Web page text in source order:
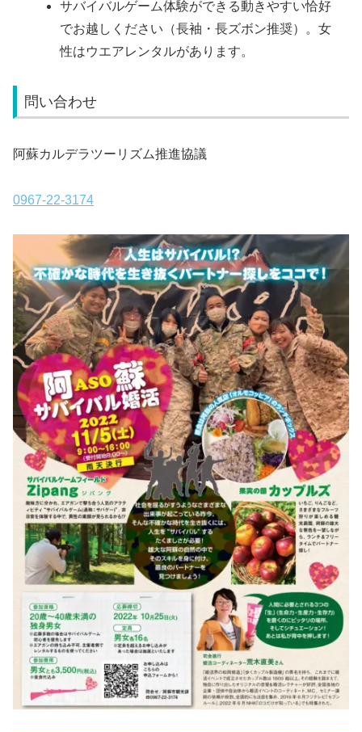
サバイバルゲーム体験ができる動きやすい恰好
でお越しください（長袖・長ズボン推奨）。女
性はウエアレンタルがあります。
問い合わせ
阿蘇カルデラツーリズム推進協議
0967-22-3174